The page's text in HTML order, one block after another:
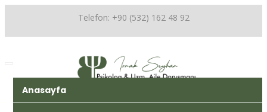
Telefon: +90 (532) 162 48 92
Anasayfa